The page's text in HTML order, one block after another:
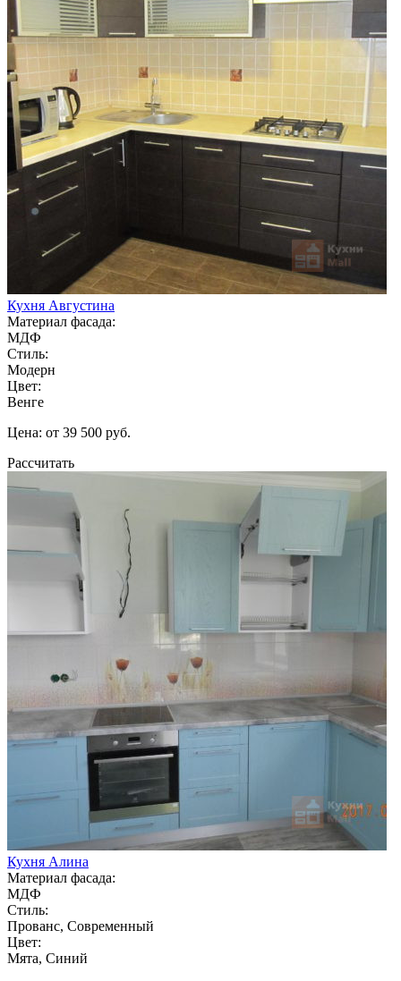
Кухня Августина
Материал фасада:
МДФ
Стиль:
Модерн
Цвет:
Венге
Цена: от 39 500 руб.
Рассчитать
Кухня Алина
Материал фасада:
МДФ
Стиль:
Прованс, Современный
Цвет:
Мята, Синий